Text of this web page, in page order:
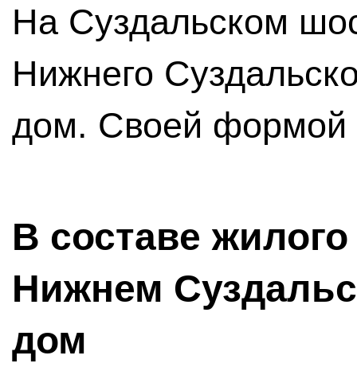
На Суздальском
Нижнего
дом. Своей формой
В составе
Нижнем
дом